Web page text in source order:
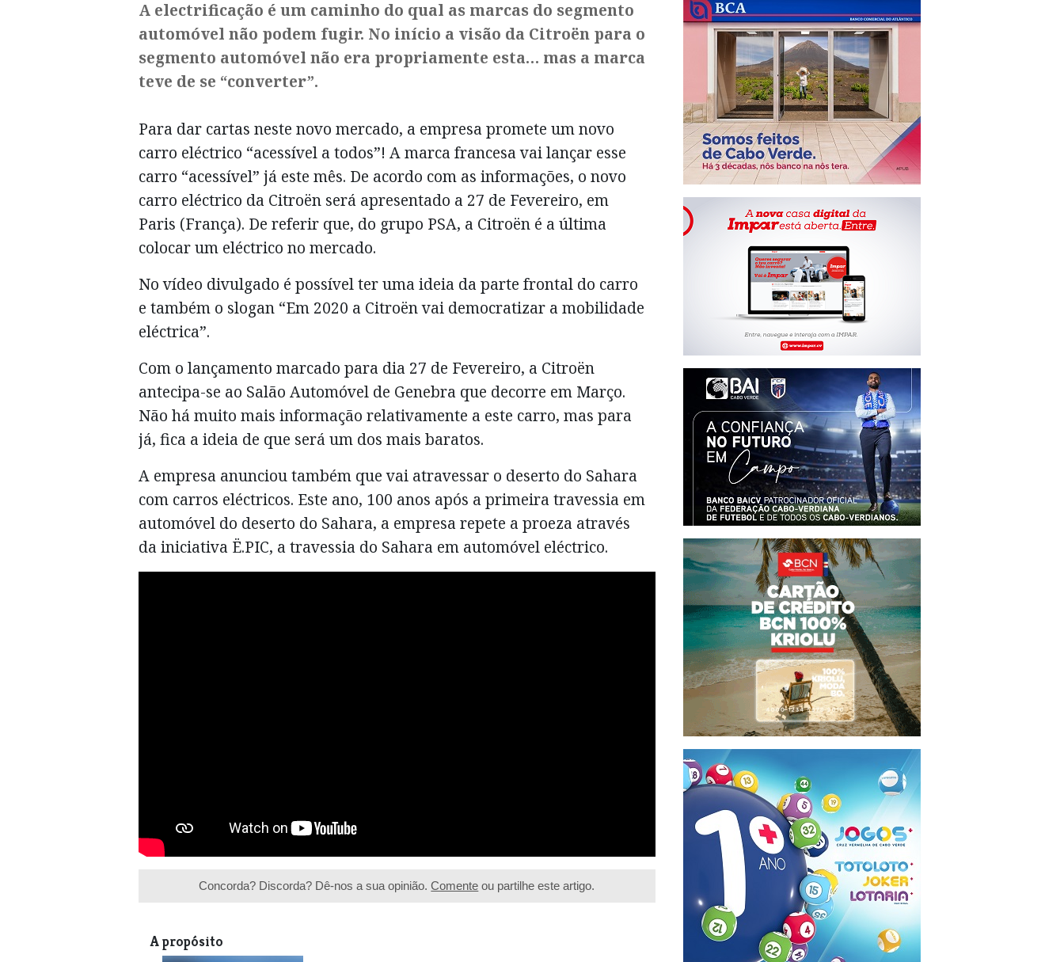
A electrificação é um caminho do qual as marcas do segmento
automóvel não podem fugir. No início a visão da Citroën para o
segmento automóvel não era propriamente esta… mas a marca
teve de se “converter”.
Para dar cartas neste novo mercado, a empresa promete um novo
carro eléctrico “acessível a todos”! A marca francesa vai lançar esse
carro “acessível” já este mês. De acordo com as informações, o novo
carro eléctrico da Citroën será apresentado a 27 de Fevereiro, em
Paris (França). De referir que, do grupo PSA, a Citroën é a última
colocar um eléctrico no mercado.
No vídeo divulgado é possível ter uma ideia da parte frontal do carro
e também o slogan “Em 2020 a Citroën vai democratizar a mobilidade
eléctrica”.
Com o lançamento marcado para dia 27 de Fevereiro, a Citroën
antecipa-se ao Salão Automóvel de Genebra que decorre em Março.
Não há muito mais informação relativamente a este carro, mas para
já, fica a ideia de que será um dos mais baratos.
A empresa anunciou também que vai atravessar o deserto do Sahara
com carros eléctricos. Este ano, 100 anos após a primeira travessia em
automóvel do deserto do Sahara, a empresa repete a proeza através
da iniciativa Ë.PIC, a travessia do Sahara em automóvel eléctrico.
Concorda? Discorda? Dê-nos a sua opinião.Comente ou partilhe este artigo.
A propósito